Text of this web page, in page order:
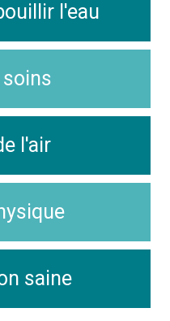
l'eau
l'air
saine